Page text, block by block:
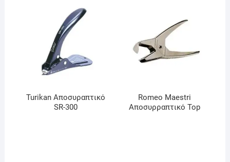
Turikan Αποσυραπτικό
SR-300
Romeο Maestri
Αποσυρραπτικό Top